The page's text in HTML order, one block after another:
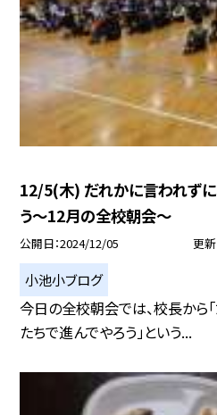
12/5(木) だれかに言われずに
う〜12月の全校朝会〜
公開日 2024/12/05 更
小池小ブログ
今日の全校朝会では、校長から
たちで進んでやろう」という...